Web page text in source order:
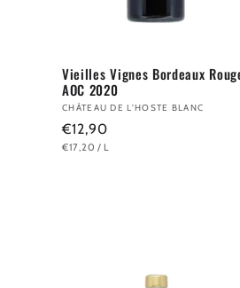
Vieilles Vignes Bordeaux
AOC 2020
Anbieter:
CHÂTEAU DE L'HOSTE BLANC
Normaler
Preis
€12,90
GRUNDPREIS
€17,20 / PRO
L